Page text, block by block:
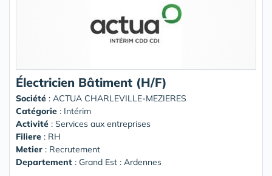
Électricien Bâtiment (H/F)
Société : ACTUA CHARLEVILLE-MEZIERES
Catégorie : Intérim
Activité : Services aux entreprises
Filiere : RH
Metier : Recrutement
Departement : Grand Est : Ardennes